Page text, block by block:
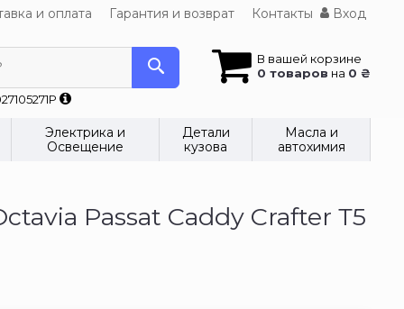
и оплата Гарантия и возврат Контакты Вход
В вашей корзине
0 товаров на 0 ₴
Электрика и
Освещение
Детали
кузова
Масла и
автохимия
Passat Caddy Crafter Т5